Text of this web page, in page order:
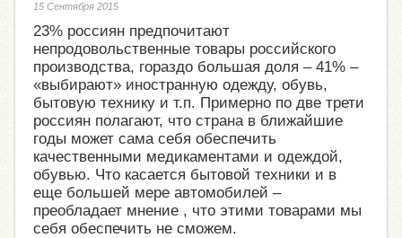
15 Сентября 2015
23% россиян предпочитают
непродовольственные товары российского
производства, гораздо большая доля – 41% –
«выбирают» иностранную одежду, обувь,
бытовую технику и т.п. Примерно по две трети
россиян полагают, что страна в ближайшие
годы может сама себя обеспечить
качественными медикаментами и одеждой,
обувью. Что касается бытовой техники и в
еще большей мере автомобилей –
преобладает мнение , что этими товарами мы
себя обеспечить не сможем.